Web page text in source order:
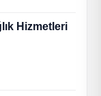
Hizmetleri